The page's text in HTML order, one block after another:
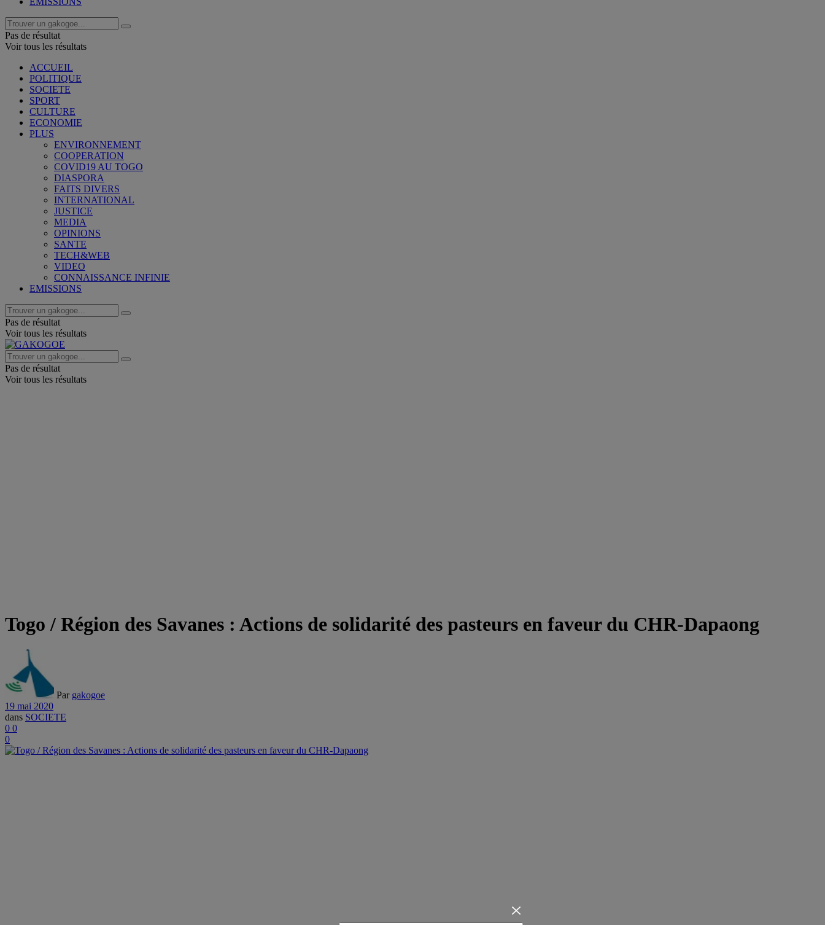
Pas de résultat
Voir tous les résultats
ACCUEIL
POLITIQUE
SOCIETE
SPORT
CULTURE
ECONOMIE
PLUS
ENVIRONNEMENT
COOPERATION
COVID19 AU TOGO
DIASPORA
FAITS DIVERS
INTERNATIONAL
JUSTICE
MEDIA
OPINIONS
SANTE
TECH&WEB
VIDEO
CONNAISSANCE INFINIE
EMISSIONS
Pas de résultat
Voir tous les résultats
Pas de résultat
Voir tous les résultats
Togo / Région des Savanes : Actions de solidarité des pasteurs en faveur du CHR-Dapaong
Par gakogoe
19 mai 2020
dans SOCIETE
0 0
0